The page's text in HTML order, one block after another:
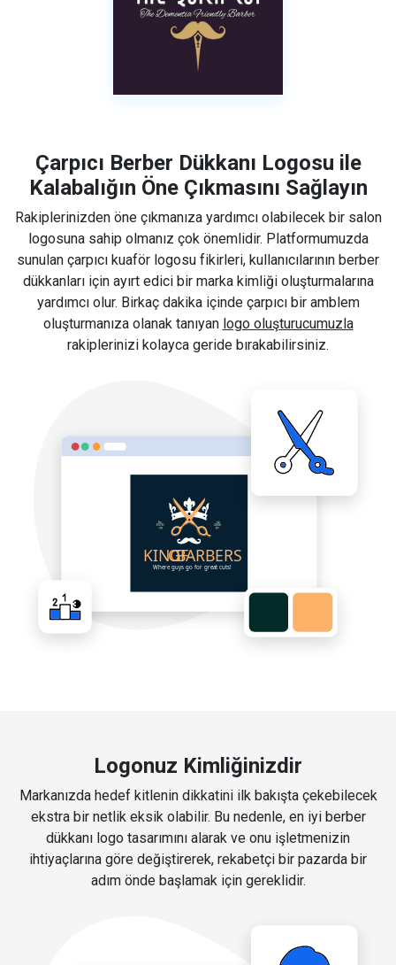
Çarpıcı Berber Dükkanı Logosu ile
Kalabalığın Öne Çıkmasını Sağlayın
Rakiplerinizden öne çıkmanıza yardımcı olabilecek bir salon
logosuna sahip olmanız çok önemlidir. Platformumuzda
sunulan çarpıcı kuaför logosu fikirleri, kullanıcılarının berber
dükkanları için ayırt edici bir marka kimliği oluşturmalarına
yardımcı olur. Birkaç dakika içinde çarpıcı bir amblem
oluşturmanıza olanak tanıyan logo oluşturucumuzla
rakiplerinizi kolayca geride bırakabilirsiniz.
Logonuz Kimliğinizdir
Markanızda hedef kitlenin dikkatini ilk bakışta çekebilecek
ekstra bir netlik eksik olabilir. Bu nedenle, en iyi berber
dükkanı logo tasarımını alarak ve onu işletmenizin
ihtiyaçlarına göre değiştirerek, rekabetçi bir pazarda bir
adım önde başlamak için gereklidir.